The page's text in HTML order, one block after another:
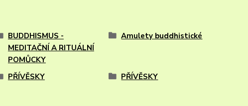
BUDDHISMUS -
MEDITAČNÍ A RITUÁLNÍ
POMŮCKY
Amulety buddhistické
PŘÍVĚSKY PŘÍVĚSKY